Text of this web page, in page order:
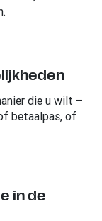
die u wilt –
betaalpas, of
in de